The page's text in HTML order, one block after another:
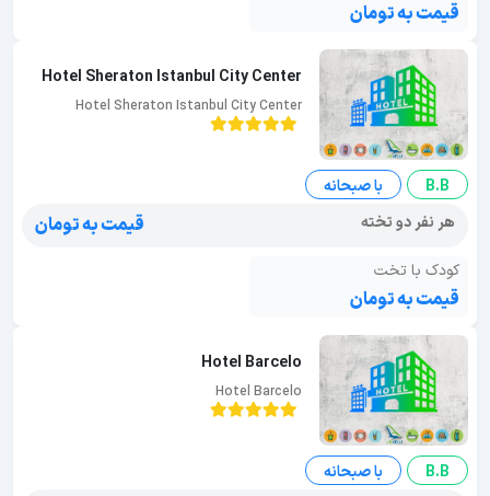
قیمت به تومان
Hotel Sheraton Istanbul City Center
Hotel Sheraton Istanbul City Center
B.B
با صبحانه
هر نفر دو تخته
قیمت به تومان
کودک با تخت
قیمت به تومان
Hotel Barcelo
Hotel Barcelo
B.B با صبحانه